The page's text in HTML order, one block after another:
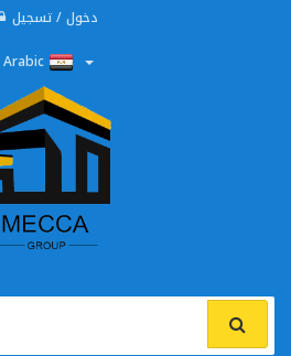
دخول / تسجيل
Arabic